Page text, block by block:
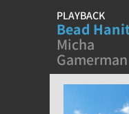
PLAYBACK
Bead
Micha
Gamerman